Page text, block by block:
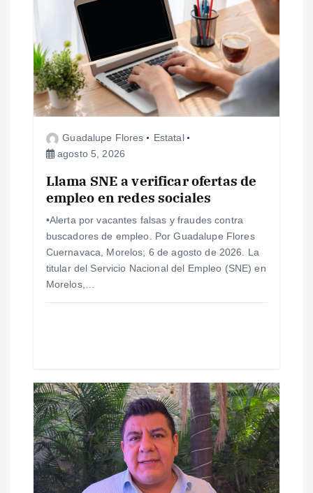
ó
n
d
e
s
Guadalupe Flores
Estatal
agosto 5, 2026
Llama SNE a verificar ofertas de
empleo en redes sociales
•Alerta por vacantes falsas y fraudes contra
buscadores de empleo. Por Guadalupe Flores
Cuernavaca, Morelos; 6 de agosto de 2026. La
titular del Servicio Nacional del Empleo (SNE) en
Morelos,…